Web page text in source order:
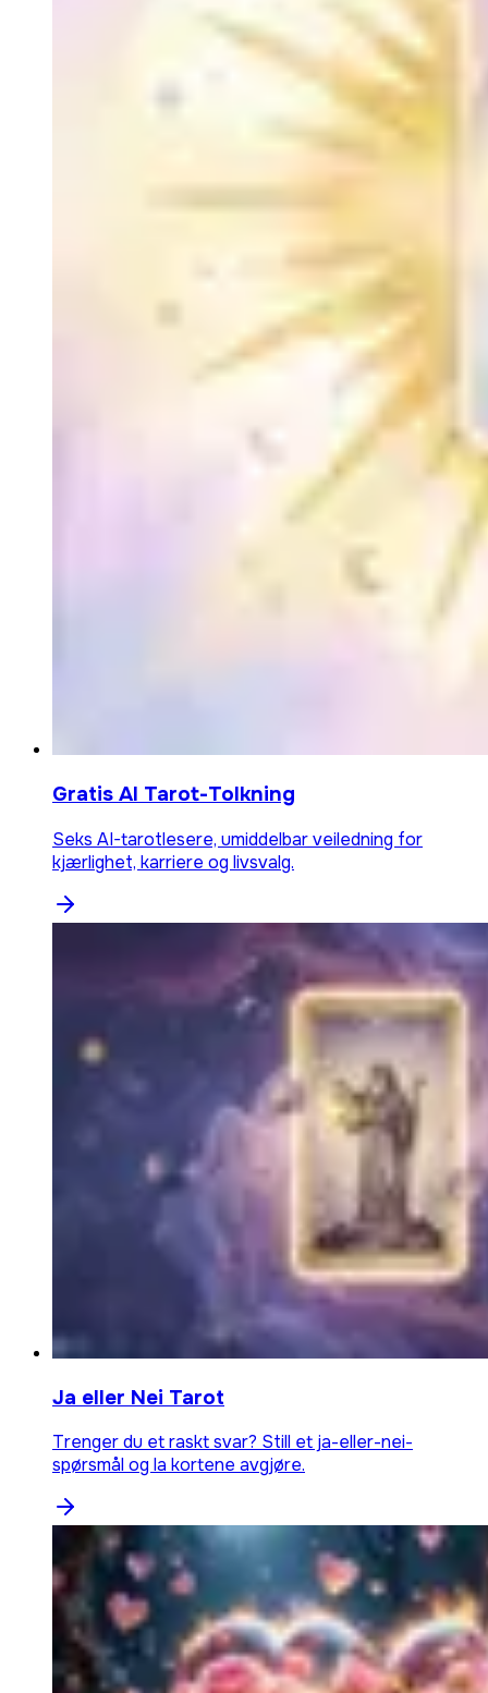
Gratis AI Tarot-Tolkning
Seks AI-tarotlesere, umiddelbar veiledning for
kjærlighet, karriere og livsvalg.
Ja eller Nei Tarot
Trenger du et raskt svar? Still et ja-eller-nei-
spørsmål og la kortene avgjøre.